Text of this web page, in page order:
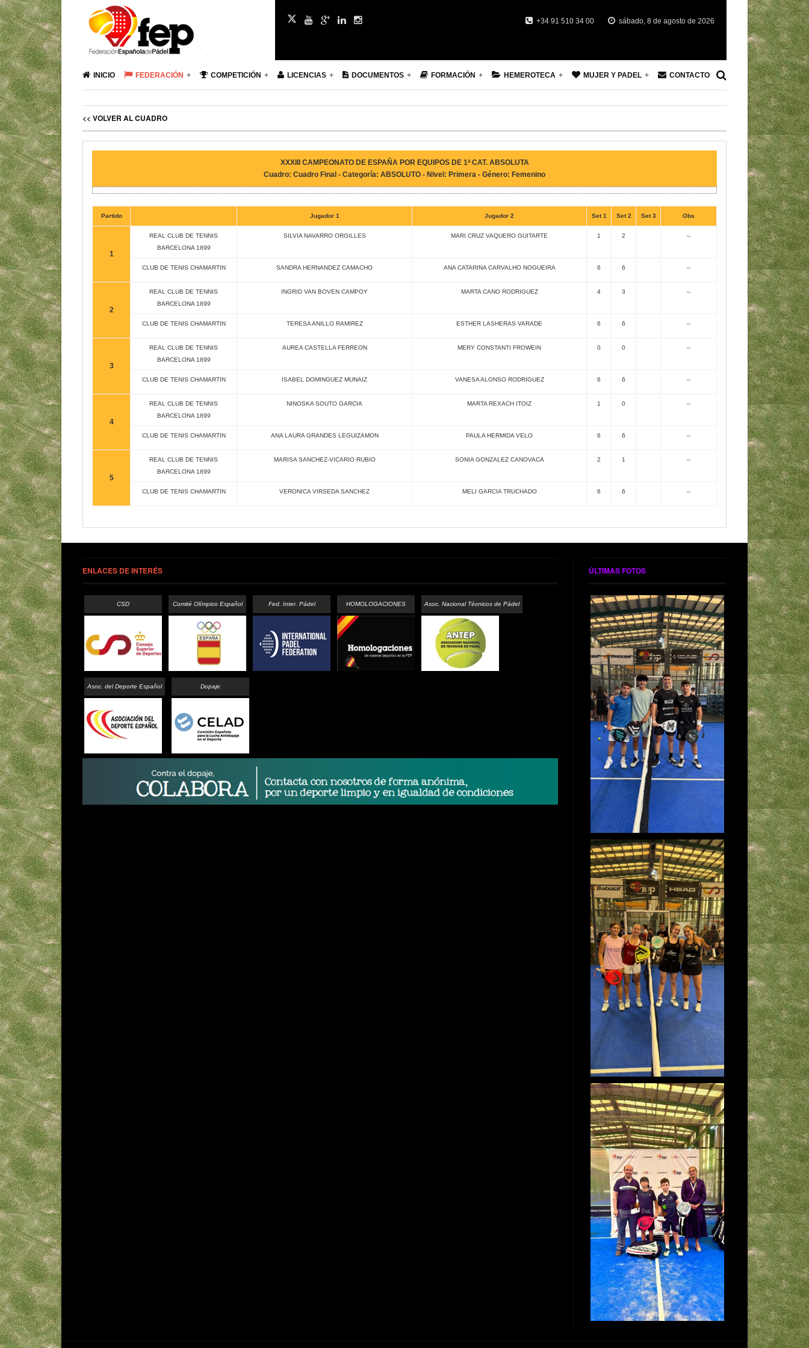
+34 91 510 34 00 sábado, 8 de agosto de 2026
INICIO FEDERACIÓN COMPETICIÓN LICENCIAS DOCUMENTOS FORMACIÓN HEMEROTECA MUJER Y PADEL CONTACTO
<< VOLVER AL CUADRO
XXXIII CAMPEONATO DE ESPAÑA POR EQUIPOS DE 1ª CAT. ABSOLUTA
Cuadro: Cuadro Final - Categoría: ABSOLUTO - NIvel: Primera - Género: Femenino
Partido Jugador 1 Jugador 2 Set 1 Set 2 Set 3 Obs
1
REAL CLUB DE TENNIS
BARCELONA 1899
SILVIA NAVARRO ORGILLES MARI CRUZ VAQUERO GUITARTE 1 2 --
CLUB DE TENIS CHAMARTIN SANDRA HERNANDEZ CAMACHO ANA CATARINA CARVALHO NOGUEIRA 6 6 --
2
REAL CLUB DE TENNIS
BARCELONA 1899
INGRID VAN BOVEN CAMPOY MARTA CANO RODRIGUEZ 4 3 --
CLUB DE TENIS CHAMARTIN TERESA ANILLO RAMIREZ ESTHER LASHERAS VARADE 6 6 --
3
REAL CLUB DE TENNIS
BARCELONA 1899
AUREA CASTELLA FERREON MERY CONSTANTI FROWEIN 0 0 --
CLUB DE TENIS CHAMARTIN ISABEL DOMINGUEZ MUNAIZ VANESA ALONSO RODRIGUEZ 6 6 --
4
REAL CLUB DE TENNIS
BARCELONA 1899
NINOSKA SOUTO GARCIA MARTA REXACH ITOIZ 1 0 --
CLUB DE TENIS CHAMARTIN ANA LAURA GRANDES LEGUIZAMON PAULA HERMIDA VELO 6 6 --
5
REAL CLUB DE TENNIS
BARCELONA 1899
MARISA SANCHEZ-VICARIO RUBIO SONIA GONZALEZ CANOVACA 2 1 --
CLUB DE TENIS CHAMARTIN VERONICA VIRSEDA SANCHEZ MELI GARCIA TRUCHADO 6 6 --
ENLACES DE INTERÉS
CSD Comité Olímpico Español Fed. Inter. Pádel HOMOLOGACIONES Asoc. Nacional Técnicos de Pádel
Asoc. del Deporte Español Dopaje
ÚLTIMAS FOTOS